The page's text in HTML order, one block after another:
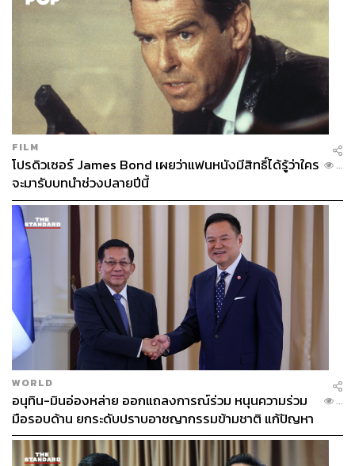
FILM
โปรดิวเซอร์ James Bond เผยว่าแฟนหนังมีสิทธิ์ได้รู้ว่าใคร
จะมารับบทนำช่วงปลายปีนี้
...
WORLD
อนุทิน-มินอ่องหล่าย ออกแถลงการณ์ร่วม หนุนความร่วม
มือรอบด้าน ยกระดับปราบอาชญากรรมข้ามชาติ แก้ปัญหา
หมอกควัน-มลพิษทางน้ำ
...